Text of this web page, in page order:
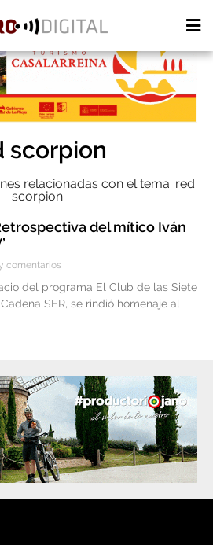
scorpion
relacionadas con el tema: red
scorpion
del mítico Iván
comentarios
del programa El Club de las Siete
SER, se rindió homenaje al